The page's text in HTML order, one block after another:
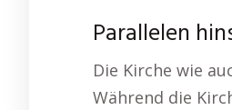
Parallelen
Die Kirche wie
Während die